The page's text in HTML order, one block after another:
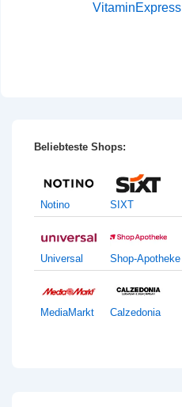
VitaminExpress
Beliebteste Shops:
Notino
Universal
MediaMarkt
SIXT
Shop-Apotheke
Calzedonia